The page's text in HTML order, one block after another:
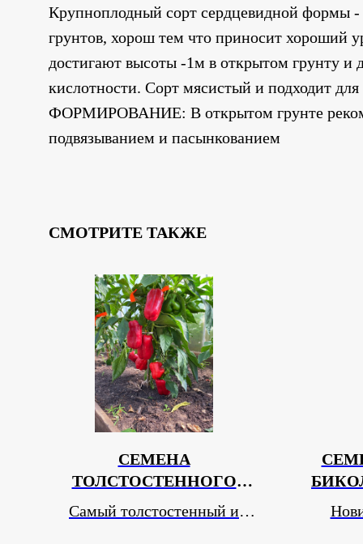
Крупноплодный сорт сердцевидной формы -
грунтов, хорош тем что приносит хороший
достигают высоты -1м в открытом грунту и
кислотности. Сорт мясистый и подходит для
ФОРМИРОВАНИЕ: В открытом грунте
подвязыванием и пасынкованием
СМОТРИТЕ ТАКЖЕ
СЕМЕНА
ТОЛСТОСТЕННОГО
ПЕРЦА 20 СЕМЯН
"КРАСНЫЙ БЫК"
Самый толстостенный и